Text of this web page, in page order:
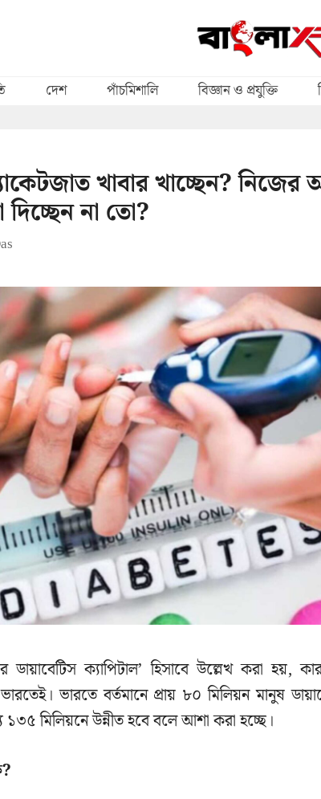
দেশ পাঁচমিশালি বিজ্ঞান ও প্রযুক্তি
খাবার খাচ্ছেন? নিজের
দিচ্ছেন না তো?
ডায়াবেটিস ক্যাপিটাল’ হিসাবে উল্লেখ করা হয়,
ভারতে বর্তমানে প্রায় ৮০ মিলিয়ন মানুষ
মিলিয়নে উন্নীত হবে বলে আশা করা হচ্ছে।